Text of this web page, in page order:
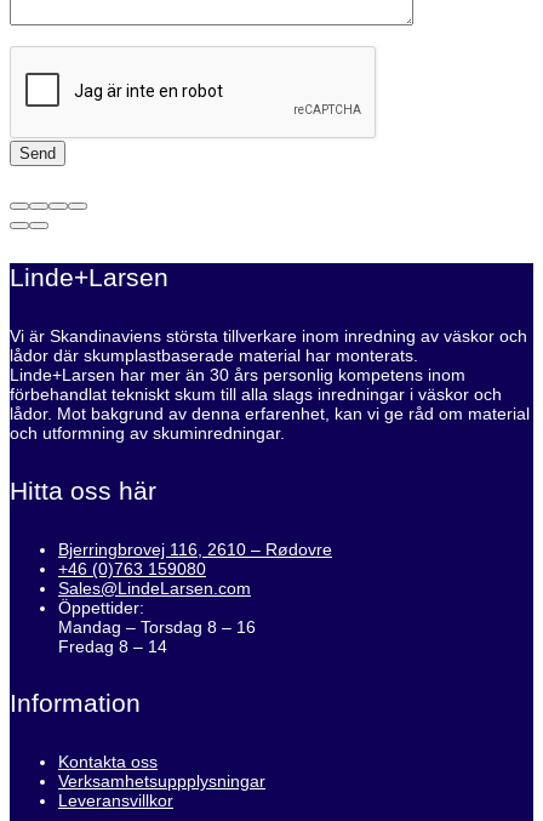
Linde+Larsen
Vi är Skandinaviens största tillverkare inom inredning av väskor och
lådor där skumplastbaserade material har monterats.
Linde+Larsen har mer än 30 års personlig kompetens inom
förbehandlat tekniskt skum till alla slags inredningar i väskor och
lådor. Mot bakgrund av denna erfarenhet, kan vi ge råd om material
och utformning av skuminredningar.
Hitta oss här
Bjerringbrovej 116, 2610 – Rødovre
+46 (0)763 159080
Sales@LindeLarsen.com
Öppettider:
Mandag – Torsdag 8 – 16
Fredag 8 – 14
Information
Kontakta oss
Verksamhetsuppplysningar
Leveransvillkor